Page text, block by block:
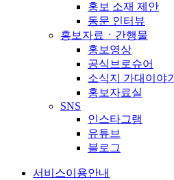
홍보 소재 제안
동문 인터뷰
홍보자료ㆍ간행물
홍보영상
공식브로슈어
소식지 가대이야기
홍보자료실
SNS
인스타그램
유튜브
블로그
서비스이용안내